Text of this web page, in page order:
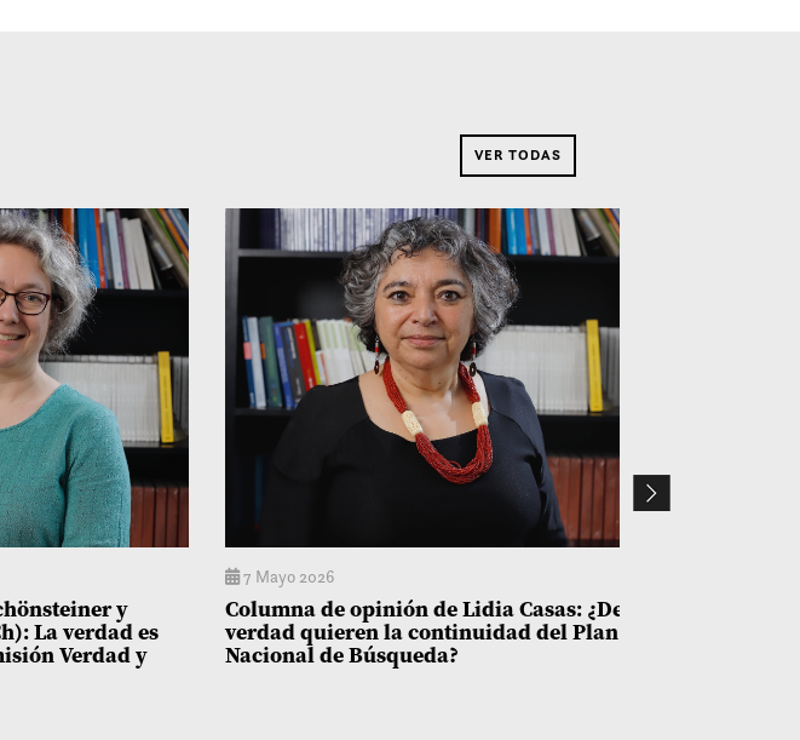
VER TODAS
y
La verdad es
Verdad y
7 Mayo 2026
Columna de opinión de Lidia Casas: ¿De
verdad quieren la continuidad del Plan
Nacional de Búsqueda?